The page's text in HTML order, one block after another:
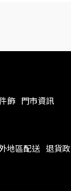
飾 門市資訊
地區配送 退貨